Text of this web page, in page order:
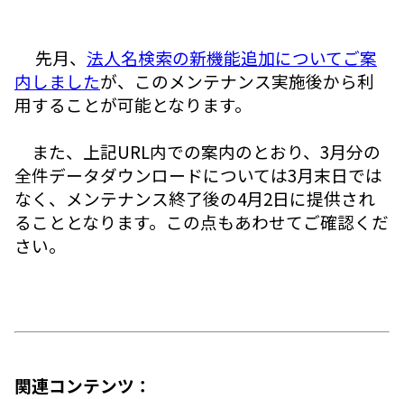
先月、 法人名検索の新機能追加についてご案
内しましたが、このメンテナンス実施後から利
用することが可能となります。
また、上記URL内での案内のとおり、3月分の
全件データダウンロードについては3月末日では
なく、メンテナンス終了後の4月2日に提供され
ることとなります。この点もあわせてご確認くだ
さい。
関連コンテンツ：